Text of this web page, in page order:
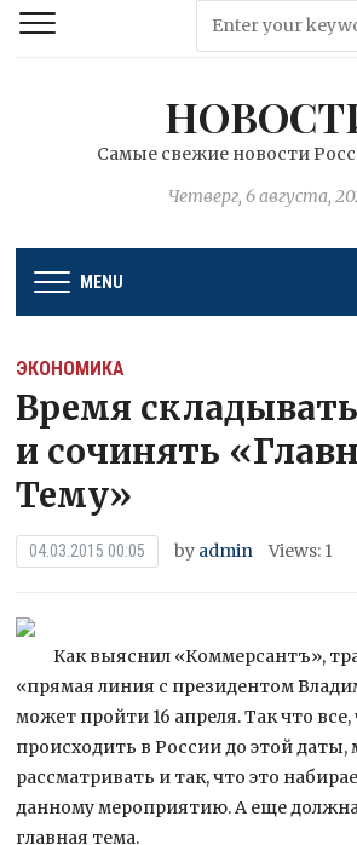
Самые свежие новости
Четверг, 6 августа,
MENU
ЭКОНОМИКА
Время
и сочинять
Тему»
04.03.2015 00:05 by admin Views: 1
Как выяснил «Коммерсантъ»,
«прямая линия с президентом
может пройти 16 апреля. Так что все,
происходить в России до этой
рассматривать и так, что это
данному мероприятию. А еще
главная тема.